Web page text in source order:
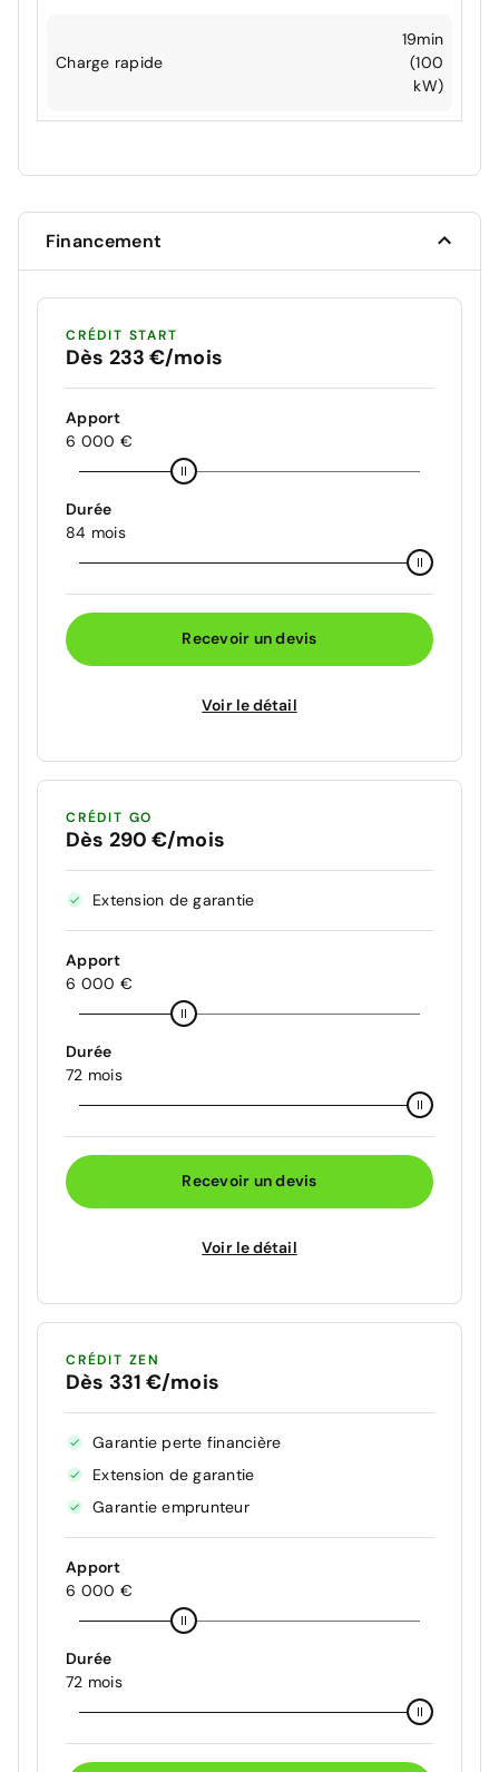
Charge rapide
19min
(100
kW)
Financement
CRÉDIT START
Dès 233 €/mois
Apport
6 000 €
Durée
84 mois
Recevoir un devis
Voir le détail
CRÉDIT GO
Dès 290 €/mois
Extension de garantie
Apport
6 000 €
Durée
72 mois
Recevoir un devis
Voir le détail
CRÉDIT ZEN
Dès 331 €/mois
Garantie perte financière
Extension de garantie
Garantie emprunteur
Apport
6 000 €
Durée
72 mois